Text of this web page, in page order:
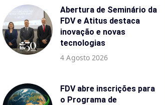
Abertura de Seminário da
FDV e Atitus destaca
inovação e novas
tecnologias
4 Agosto 2026
FDV abre inscrições para
o Programa de